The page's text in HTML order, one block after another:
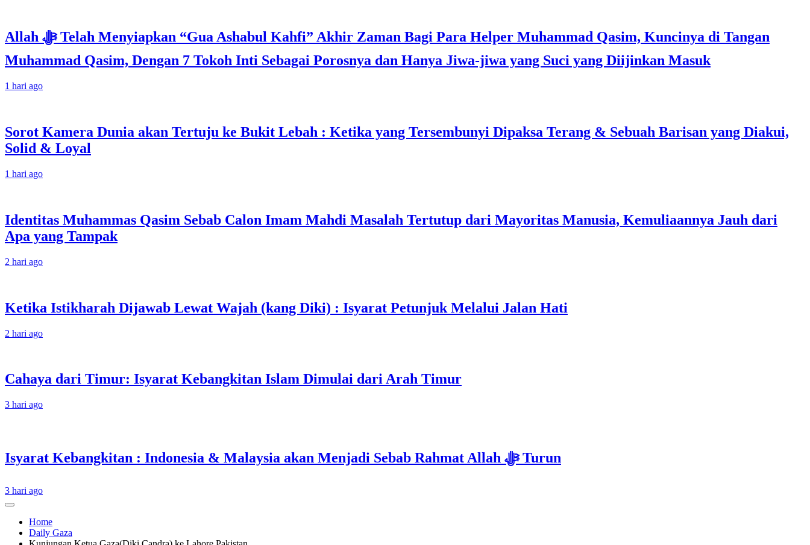
Allah ﷻ Telah Menyiapkan “Gua Ashabul Kahfi” Akhir Zaman Bagi Para Helper Muhammad Qasim, Kuncinya di Tangan
Muhammad Qasim, Dengan 7 Tokoh Inti Sebagai Porosnya dan Hanya Jiwa-jiwa yang Suci yang Diijinkan Masuk
1 hari ago
Sorot Kamera Dunia akan Tertuju ke Bukit Lebah : Ketika yang Tersembunyi Dipaksa Terang & Sebuah Barisan yang Diakui,
Solid & Loyal
1 hari ago
Identitas Muhammas Qasim Sebab Calon Imam Mahdi Masalah Tertutup dari Mayoritas Manusia, Kemuliaannya Jauh dari
Apa yang Tampak
2 hari ago
Ketika Istikharah Dijawab Lewat Wajah (kang Diki) : Isyarat Petunjuk Melalui Jalan Hati
2 hari ago
Cahaya dari Timur: Isyarat Kebangkitan Islam Dimulai dari Arah Timur
3 hari ago
Isyarat Kebangkitan : Indonesia & Malaysia akan Menjadi Sebab Rahmat Allah ﷻ Turun
3 hari ago
Home
Daily Gaza